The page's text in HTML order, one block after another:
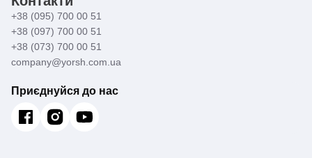
+38 (095) 700 00 51
+38 (097) 700 00 51
+38 (073) 700 00 51
company@yorsh.com.ua
Приєднуйся до нас